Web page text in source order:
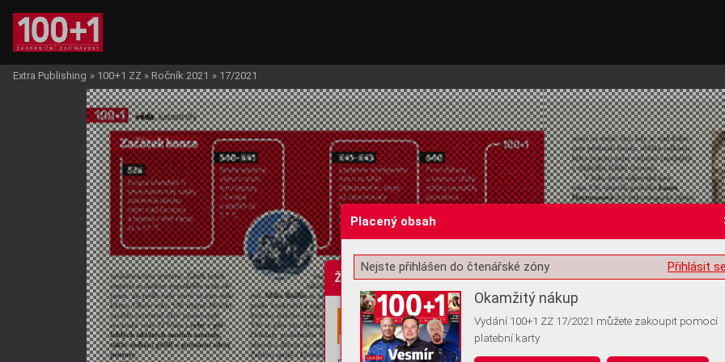
Žádost o souhlas s ukládáním volitelných informací
Extra Publishing » 100+1 ZZ » Ročník 2021 » 17/2021
Placený obsah
Přihlásit
Nejste přihlášen do čtenářské zóny
Okamžitý nákup
Vydání 100+1 ZZ 17/2021 můžete zakoupit pomocí
platební karty